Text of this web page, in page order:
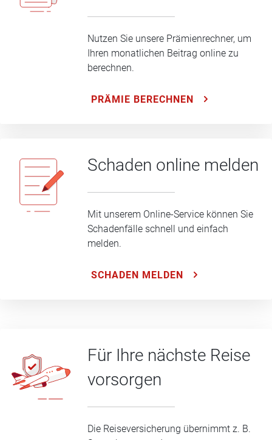
Nutzen Sie unsere Prämienrechner, um
Ihren monatlichen Beitrag online zu
berechnen.
PRÄMIE BERECHNEN
Schaden online melden
Mit unserem Online-Service können Sie
Schadenfälle schnell und einfach
melden.
SCHADEN MELDEN
Für Ihre nächste Reise
vorsorgen
Die Reiseversicherung übernimmt z. B.